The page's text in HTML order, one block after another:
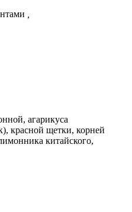
агарикуса
красной щетки, корней
китайского,